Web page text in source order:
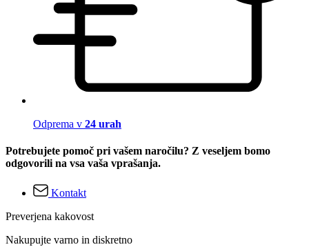
Odprema v 24 urah
Potrebujete pomoč pri vašem naročilu? Z veseljem bomo
odgovorili na vsa vaša vprašanja.
Kontakt
Preverjena kakovost
Nakupujte varno in diskretno